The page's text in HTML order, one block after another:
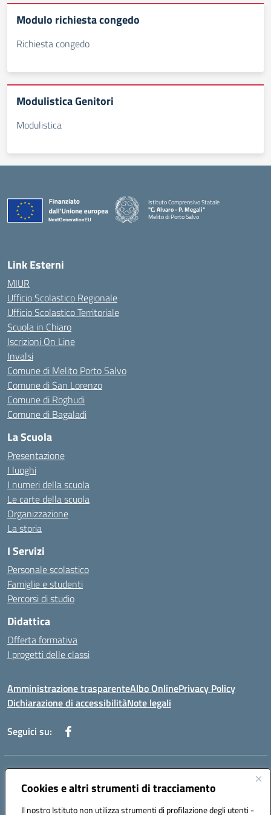
Cookies e altri strumenti di tracciamento
Il nostro Istituto non utilizza strumenti di profilazione degli utenti -
Modulo richiesta congedo
Richiesta congedo
Modulistica Genitori
Modulistica
Istituto Comprensivo Statale
"C. Alvaro - P. Megali"
Melito di Porto Salvo
Link Esterni
MIUR
Ufficio Scolastico Regionale
Ufficio Scolastico Territoriale
Scuola in Chiaro
Iscrizioni On Line
Invalsi
Comune di Melito Porto Salvo
Comune di San Lorenzo
Comune di Roghudi
Comune di Bagaladi
La Scuola
Presentazione
I luoghi
I numeri della scuola
Le carte della scuola
Organizzazione
La storia
I Servizi
Personale scolastico
Famiglie e studenti
Percorsi di studio
Didattica
Offerta formativa
I progetti delle classi
Amministrazione trasparenteAlbo OnlinePrivacy Policy
Dichiarazione di accessibilitàNote legali
Seguici su:
Indirizzo:
Centralino:+39 0965 78 12 60 Email:rcic841003@istruzione.it